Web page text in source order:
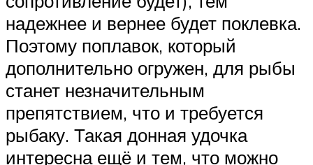
надежнее и вернее будет поклевка.
Поэтому поплавок, который
дополнительно огружен, для рыбы
станет незначительным
препятствием, что и требуется
рыбаку. Такая донная удочка
интересна ещё и тем, что можно